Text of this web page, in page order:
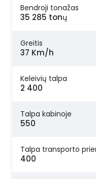
Bendroji tonažas
35 285 tonų
Greitis
37 Km/h
Keleivių talpa
2 400
Talpa kabinoje
550
Talpa transporto
400